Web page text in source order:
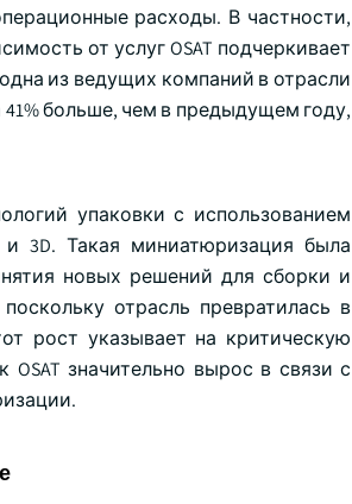
расходы. В частности,
от услуг OSAT подчеркивает
из ведущих компаний в отрасли
41% больше, чем в предыдущем году,
упаковки с использованием
3D. Такая миниатюризация была
новых решений для сборки и
отрасль превратилась в
рост указывает на критическую
значительно вырос в связи с